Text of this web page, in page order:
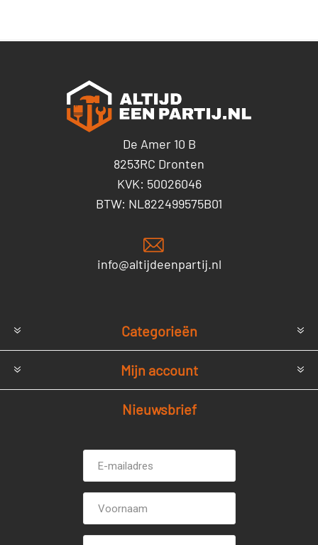
De Amer 10 B
8253RC Dronten
KVK: 50026046
BTW: NL822499575B01
info@altijdeenpartij.nl
Categorieën
Mijn account
Nieuwsbrief
mailadres *